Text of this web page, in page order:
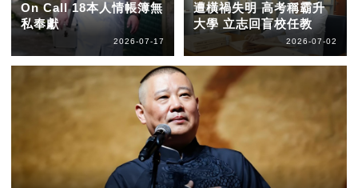
On Call 18本人情帳簿無
私奉獻
2026-07-17
遭橫禍失明 高考稱霸升
大學 立志回盲校任教
2026-07-02